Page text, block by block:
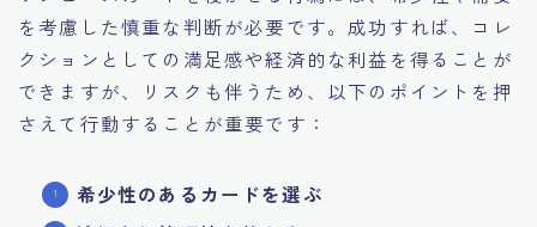
を考慮した慎重な判断が必要です。成功すれば、コレ
クションとしての満足感や経済的な利益を得ることが
できますが、リスクも伴うため、以下のポイントを押
さえて行動することが重要です：
希少性のあるカードを選ぶ